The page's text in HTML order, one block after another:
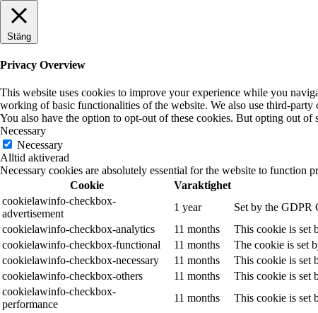
Stäng
Privacy Overview
This website uses cookies to improve your experience while you
working of basic functionalities of the website. We also use third-
You also have the option to opt-out of these cookies. But opting out
Necessary
Necessary
Alltid aktiverad
Necessary cookies are absolutely essential for the website to function
Cookie
Varaktighet
cookielawinfo-checkbox-
advertisement
1 year
Set by the GDPR
cookielawinfo-checkbox-analytics
11 months
This cookie is set
cookielawinfo-checkbox-functional
11 months
The cookie is set
cookielawinfo-checkbox-necessary
11 months
This cookie is set
cookielawinfo-checkbox-others
11 months
This cookie is set
cookielawinfo-checkbox-
performance
11 months
This cookie is set